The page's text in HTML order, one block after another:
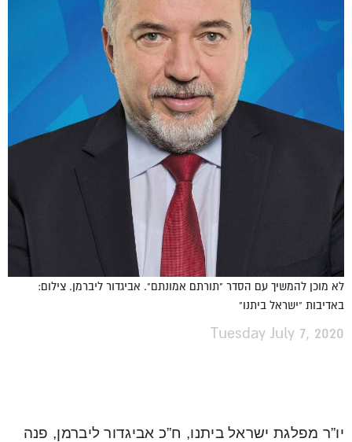
לא מוכן להמשיך עם הסדר "תורתם אמונתם". אביגדור ליברמן. צילום:
באדיבות "ישראל ביתנו"
Tuesday July 7, 2020
יו”ר מפלגת ישראל ביתנו, ח”כ אביגדור ליברמן, פנה